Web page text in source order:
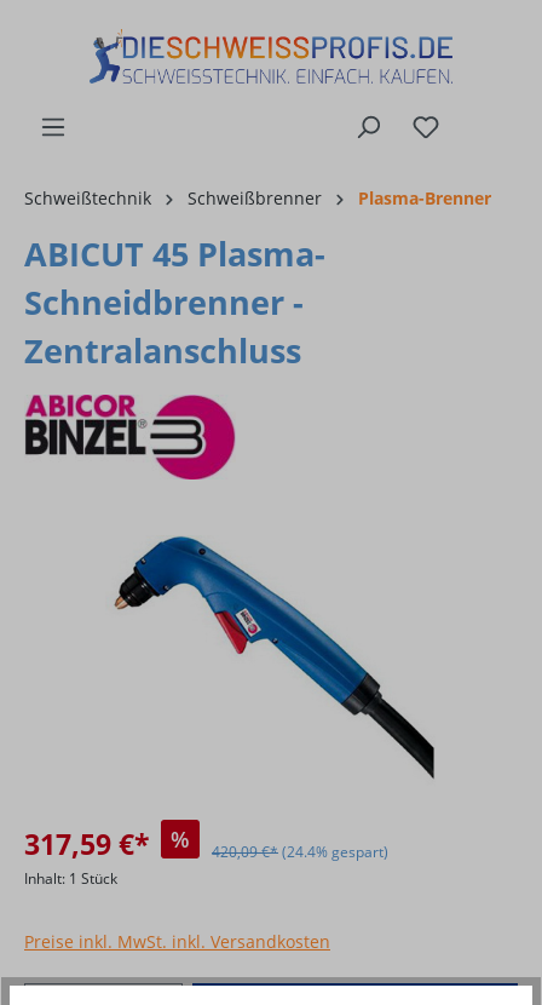
Schweißtechnik Schweißbrenner Plasma-Brenner
ABICUT 45 Plasma-
Schneidbrenner -
Zentralanschluss
Bildergalerie überspringen
317,59 €* % 420,09 €*(24.4% gespart)
Inhalt: 1 Stück
Preise inkl. MwSt. inkl. Versandkosten